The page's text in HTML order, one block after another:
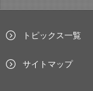
トピックス一覧
サイトマップ